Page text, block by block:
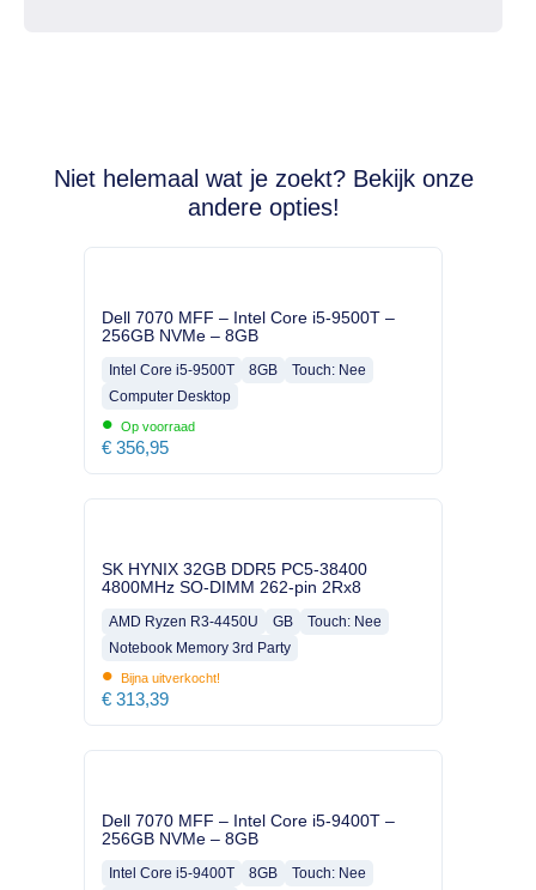
Niet helemaal wat je zoekt? Bekijk onze
andere opties!
Dell 7070 MFF – Intel Core i5-9500T –
256GB NVMe – 8GB
Intel Core i5-9500T 8GB
Touch: Nee
Computer Desktop
• Op voorraad
€ 356,95
SK HYNIX 32GB DDR5 PC5-38400
4800MHz SO-DIMM 262-pin 2Rx8
AMD Ryzen R3-4450U GB
Touch: Nee
Notebook Memory 3rd Party
• Bijna uitverkocht!
€ 313,39
Dell 7070 MFF – Intel Core i5-9400T –
256GB NVMe – 8GB
Intel Core i5-9400T 8GB
Touch: Nee